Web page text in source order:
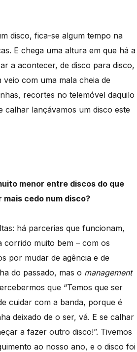
disco, fica-se algum tempo na
E chega uma altura em que há a
a acontecer, de disco para disco,
com uma mala cheia de
recortes no telemóvel daquilo
calhar lançávamos um disco este
menor entre discos do que
cedo num disco?
há parcerias que funcionam,
corrido muito bem – com os
por mudar de agência e de
do passado, mas o management
que “Temos que ser
cuidar com a banda, porque é
deixado de o ser, vá. E se calhar
a fazer outro disco!”. Tivemos
ao nosso ano, e o disco foi